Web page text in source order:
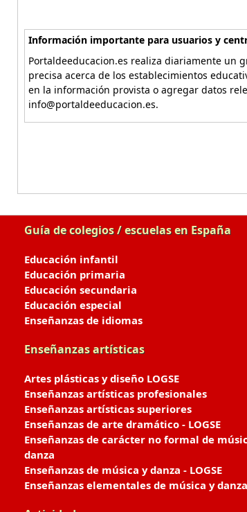
Información importante para usuarios y
Portaldeeducacion.es realiza diariamente un
precisa acerca de los establecimientos
en la información provista o agregar datos
info@portaldeeducacion.es.
Guía de colegios / escuelas en España
Educación infantil
Educación primaria
Educación secundaria
Educación especial
Enseñanzas de idiomas
Enseñanzas artísticas
Artes plásticas y diseño LOGSE
Enseñanzas artísticas profesionales
Enseñanzas artísticas superiores
Enseñanzas de arte dramático - LOGSE
Enseñanzas de carácter no formal de
danza
Enseñanzas de música y danza - LOGSE
Enseñanzas elementales de música y danza